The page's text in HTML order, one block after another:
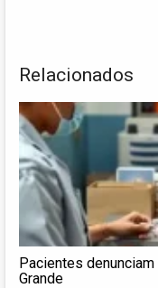
Relacionados
Pacientes
Grande